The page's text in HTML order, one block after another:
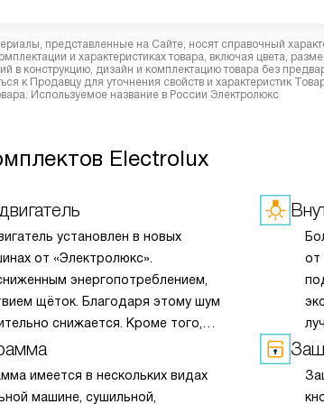
представленные на Сайте, носят справочный
и характеристиках товара, включая цвета,
в конструкцию, дизайн и комплектацию товара без
к Продавцу для уточнения свойств и характеристик
Используемое название в России Электролюкс
Electrolux
установлен в новых
от «Электролюкс».
энергопотреблением,
щёток. Благодаря этому шум
снижается. Кроме того,
отличаются долгим сроком службы
имеется в нескольких видах
машине, сушильной,
от